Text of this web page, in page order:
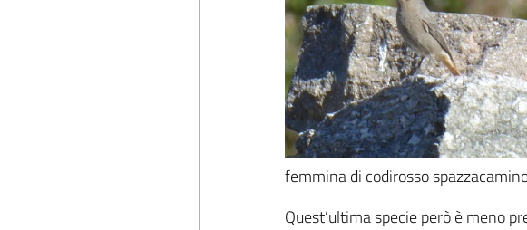
femmina di codirosso
Quest’ultima specie però è meno